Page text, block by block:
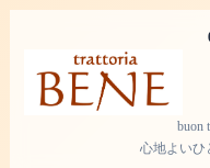
buon
心地よいひ